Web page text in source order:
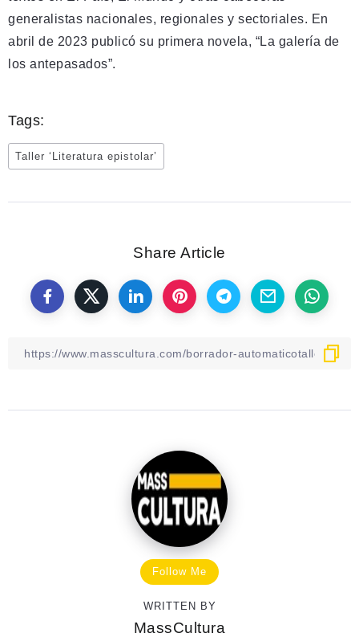
generalistas nacionales, regionales y sectoriales. En
abril de 2023 publicó su primera novela, “La galería de
los antepasados”.
Tags:
Taller ‘Literatura epistolar’
Share Article
Follow Me
WRITTEN BY
MassCultura